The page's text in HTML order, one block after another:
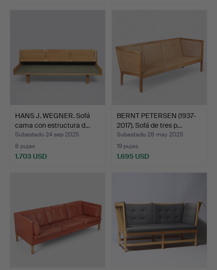
HANS J. WEGNER. Sofá
cama con estructura d…
Subastado 24 sep 2025
8 pujas
1.703 USD
BERNT PETERSEN (1937-
2017). Sofá de tres p…
Subastado 28 may 2025
19 pujas
1.695 USD